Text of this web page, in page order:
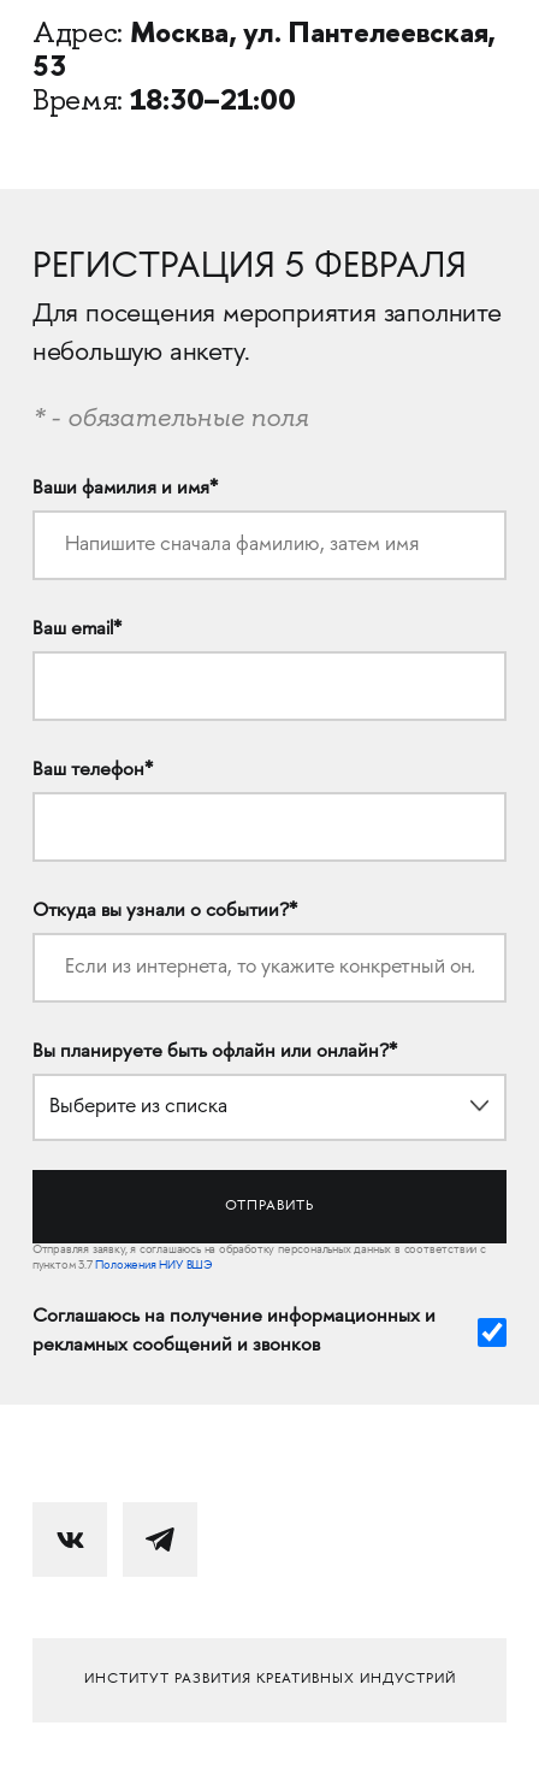
Адрес: Москва, ул. Пантелеевская,
53
Время: 18:30–21:00
РЕГИСТРАЦИЯ 5 ФЕВРАЛЯ
Для посещения мероприятия заполните
небольшую анкету.
* - обязательные поля
Ваши фамилия и имя*
Ваш email*
Ваш телефон*
Откуда вы узнали о событии?*
Вы планируете быть офлайн или онлайн?*
Выберите из списка
Отправляя заявку, я соглашаюсь на обработку персональных данных в соответствии с
пунктом 3.7
Положения НИУ ВШЭ
Соглашаюсь на получение информационных и
рекламных сообщений и звонков
ИНСТИТУТ РАЗВИТИЯ КРЕАТИВНЫХ ИНДУСТРИЙ